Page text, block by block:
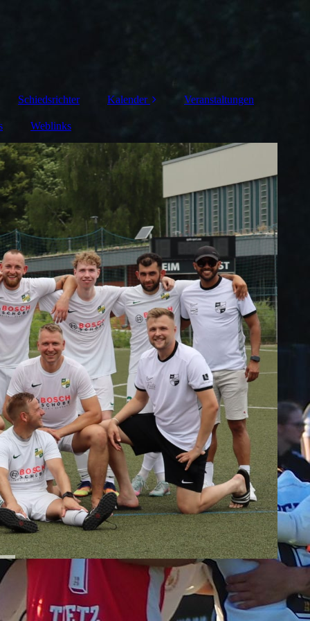
Schiedsrichter Kalender
Busreservierung
Veranstaltungen
Weblinks